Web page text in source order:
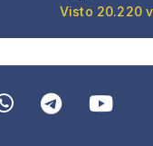
Visto 20.220